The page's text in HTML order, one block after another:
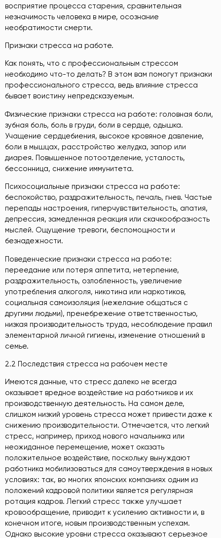
восприятие процесса старения, сравнительная
незначимость человека в мире, осознание
необратимости смерти.
Признаки стресса на работе.
Как понять, что с профессиональным стрессом
необходимо что-то делать? В этом вам помогут признаки
профессионального стресса, ведь влияние стресса
бывает воистину непредсказуемым.
Физические признаки стресса на работе: головная боли,
зубная боль, боль в груди, боли в сердце, одышка.
Учащение сердцебиения, высокое кровяное давление,
боли в мышцах, расстройство желудка, запор или
диарея. Повышенное потоотделение, усталость,
бессонница, снижение иммунитета.
Психосоциальные признаки стресса на работе:
беспокойство, раздражительность, печаль, гнев. Частые
перепады настроения, гиперчувствительность, апатия,
депрессия, замедленная реакция или скачкообразность
мыслей. Ощущение тревоги, беспомощности и
безнадежности.
Поведенческие признаки стресса на работе:
переедание или потеря аппетита, нетерпение,
раздражительность, озлобленность, увеличение
употребления алкоголя, никотина или наркотиков,
социальная самоизоляция (нежелание общаться с
другими людьми), пренебрежение ответственностью,
низкая производительность труда, несоблюдение правил
элементарной личной гигиены, изменение отношений в
семье.
2.2 Последствия стресса на рабочем месте
Имеются данные, что стресс далеко не всегда
оказывает вредное воздействие на работников и их
производственную деятельность. На самом деле,
слишком низкий уровень стресса может привести даже к
снижению производительности. Отмечается, что легкий
стресс, например, приход нового начальника или
неожиданное перемещение, может оказать
положительное воздействие, поскольку вынуждают
работника мобилизоваться для самоутверждения в новых
условиях: так, во многих японских компаниях одним из
положений кадровой политики является регулярная
ротация кадров. Легкий стресс также улучшает
кровообращение, приводит к усилению активности и, в
конечном итоге, новым производственным успехам.
Однако высокие уровни стресса оказывают серьезное